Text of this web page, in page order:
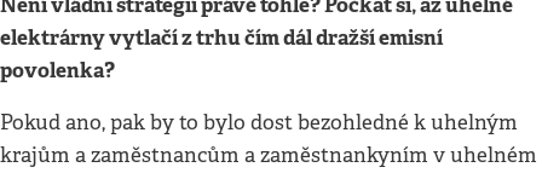
elektrárny vytlačí z trhu čím dál dražší emisní
povolenka?
Pokud ano, pak by to bylo dost bezohledné k uhelným
krajům a zaměstnancům a zaměstnankyním v uhelném